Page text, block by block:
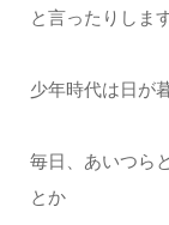
と言ったりしま
少年時代は日が
毎日、あいつら
とか